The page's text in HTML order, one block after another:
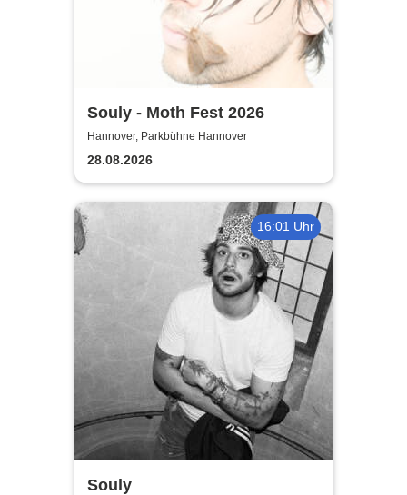
Souly - Moth Fest 2026
Hannover, Parkbühne Hannover
28.08.2026
16:01 Uhr
Souly